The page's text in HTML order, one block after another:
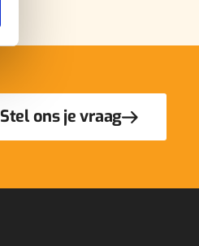
Stel ons je vraag